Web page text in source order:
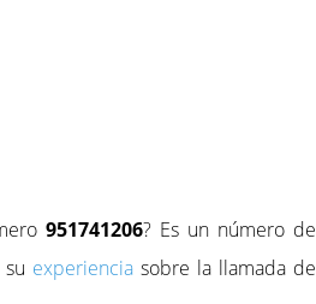
951741206? Es un número de
experienciasobre la llamada de